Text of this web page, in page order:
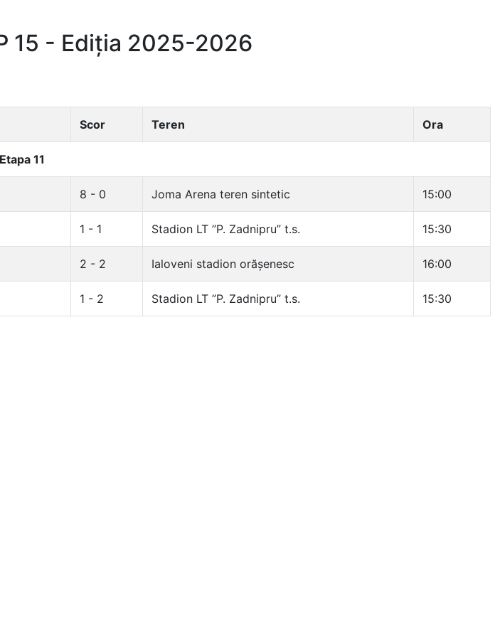
15 - Ediția 2025-2026
Scor Teren Ora
Etapa 11
8 - 0 Joma Arena teren sintetic 15:00
1 - 1 Stadion LT ”P. Zadnipru” t.s. 15:30
2 - 2 Ialoveni stadion orășenesc 16:00
1 - 2 Stadion LT ”P. Zadnipru” t.s. 15:30